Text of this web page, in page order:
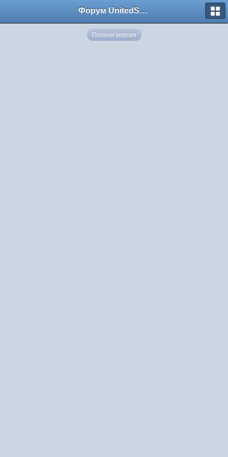
Форум UnitedSouth
Полная версия